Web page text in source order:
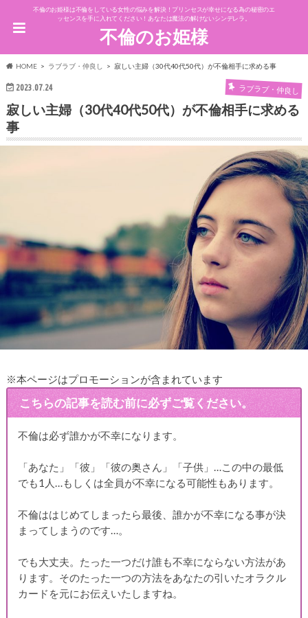
不倫のお姫様は不倫をしている女性の悩みを解決！プリンセスが幸せになる為の秘密のエ
ッセンスを手に入れてください！あなたは魔法の解けないシンデレラ。
不倫のお姫様
HOME ラブラブ・仲良し 寂しい主婦（30代40代50代）が不倫相手に求める事
2023.07.24 ラブラブ・仲良し
寂しい主婦（30代40代50代）が不倫相手に求める
事
※本ページはプロモーションが含まれています
こちらの記事を読む前に必ずご覧ください。
不倫は必ず誰かが不幸になります。
「あなた」「彼」「彼の奥さん」「子供」…この中の最低
でも1人…もしくは全員が不幸になる可能性もあります。
不倫ははじめてしまったら最後、誰かが不幸になる事が決
まってしまうのです…。
でも大丈夫。たった一つだけ誰も不幸にならない方法があ
ります。そのたった一つの方法をあなたの引いたオラクル
カードを元にお伝えいたしますね。